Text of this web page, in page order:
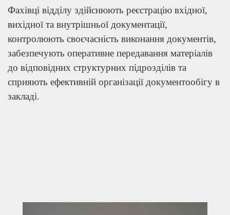
Фахівці відділу здійснюють реєстрацію вхідної,
вихідної та внутрішньої документації,
контролюють своєчасність виконання документів,
забезпечують оперативне передавання матеріалів
до відповідних структурних підрозділів та
сприяють ефективній організації документообігу в
закладі.